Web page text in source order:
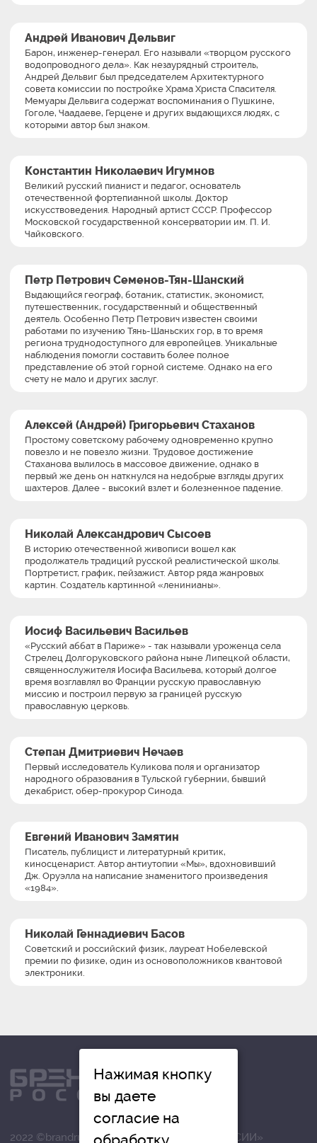
Андрей Иванович Дельвиг
Барон, инженер-генерал. Его называли «творцом русского
водопроводного дела». Как незаурядный строитель,
Андрей Дельвиг был председателем Архитектурного
совета комиссии по постройке Храма Христа Спасителя.
Мемуары Дельвига содержат воспоминания о Пушкине,
Гоголе, Чаадаеве, Герцене и других выдающихся людях, с
которыми автор был знаком.
Константин Николаевич Игумнов
Великий русский пианист и педагог, основатель
отечественной фортепианной школы. Доктор
искусствоведения. Народный артист СССР. Профессор
Московской государственной консерватории им. П. И.
Чайковского.
Петр Петрович Семенов-Тян-Шанский
Выдающийся географ, ботаник, статистик, экономист,
путешественник, государственный и общественный
деятель. Особенно Петр Петрович известен своими
работами по изучению Тянь-Шаньских гор, в то время
региона труднодоступного для европейцев. Уникальные
наблюдения помогли составить более полное
представление об этой горной системе. Однако на его
счету не мало и других заслуг.
Алексей (Андрей) Григорьевич Стаханов
Простому советскому рабочему одновременно крупно
повезло и не повезло жизни. Трудовое достижение
Стаханова вылилось в массовое движение, однако в
первый же день он наткнулся на недобрые взгляды других
шахтеров. Далее - высокий взлет и болезненное падение.
Николай Александрович Сысоев
В историю отечественной живописи вошел как
продолжатель традиций русской реалистической школы.
Портретист, график, пейзажист. Автор ряда жанровых
картин. Создатель картинной «ленинианы».
Иосиф Васильевич Васильев
«Русский аббат в Париже» - так называли уроженца села
Стрелец Долгоруковского района ныне Липецкой области,
священнослужителя Иосифа Васильева, который долгое
время возглавлял во Франции русскую православную
миссию и построил первую за границей русскую
православную церковь.
Степан Дмитриевич Нечаев
Первый исследователь Куликова поля и организатор
народного образования в Тульской губернии, бывший
декабрист, обер-прокурор Синода.
Евгений Иванович Замятин
Писатель, публицист и литературный критик,
киносценарист. Автор антиутопии «Мы», вдохновивший
Дж. Оруэлла на написание знаменитого произведения
«1984».
Николай Геннадиевич Басов
Советский и российский физик, лауреат Нобелевской
премии по физике, один из основоположников квантовой
электроники.
2022 ©brandrussia.online | СИ «БРЕНДЫ РОССИИ»
Нажимая кнопку
вы даете
согласие на